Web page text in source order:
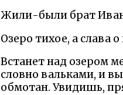
Жили-были брат Иван
Озеро тихое, а слава
Встанет над озером
словно вальками, и
обмотан. Увидишь,